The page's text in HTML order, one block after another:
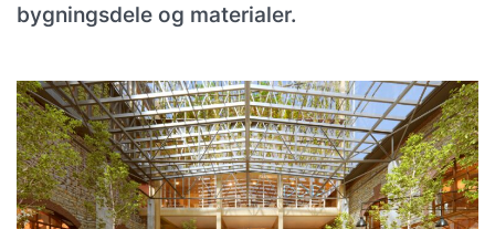
bygningsdele og materialer.